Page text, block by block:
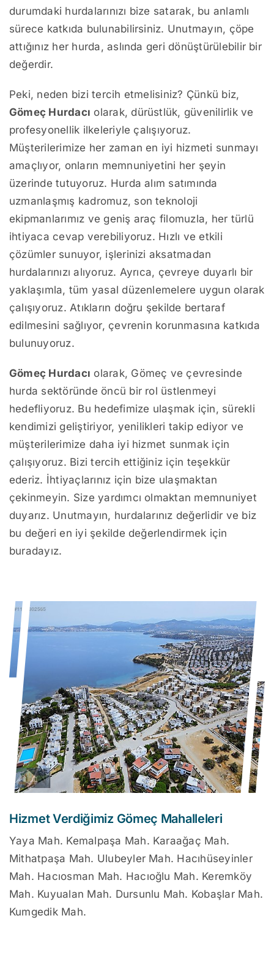
durumdaki hurdalarınızı bize satarak, bu anlamlı
sürece katkıda bulunabilirsiniz. Unutmayın, çöpe
attığınız her hurda, aslında geri dönüştürülebilir bir
değerdir.
Peki, neden bizi tercih etmelisiniz? Çünkü biz,
Gömeç Hurdacı olarak, dürüstlük, güvenilirlik ve
profesyonellik ilkeleriyle çalışıyoruz.
Müşterilerimize her zaman en iyi hizmeti sunmayı
amaçlıyor, onların memnuniyetini her şeyin
üzerinde tutuyoruz. Hurda alım satımında
uzmanlaşmış kadromuz, son teknoloji
ekipmanlarımız ve geniş araç filomuzla, her türlü
ihtiyaca cevap verebiliyoruz. Hızlı ve etkili
çözümler sunuyor, işlerinizi aksatmadan
hurdalarınızı alıyoruz. Ayrıca, çevreye duyarlı bir
yaklaşımla, tüm yasal düzenlemelere uygun olarak
çalışıyoruz. Atıkların doğru şekilde bertaraf
edilmesini sağlıyor, çevrenin korunmasına katkıda
bulunuyoruz.
Gömeç Hurdacı olarak, Gömeç ve çevresinde
hurda sektöründe öncü bir rol üstlenmeyi
hedefliyoruz. Bu hedefimize ulaşmak için, sürekli
kendimizi geliştiriyor, yenilikleri takip ediyor ve
müşterilerimize daha iyi hizmet sunmak için
çalışıyoruz. Bizi tercih ettiğiniz için teşekkür
ederiz. İhtiyaçlarınız için bize ulaşmaktan
çekinmeyin. Size yardımcı olmaktan memnuniyet
duyarız. Unutmayın, hurdalarınız değerlidir ve biz
bu değeri en iyi şekilde değerlendirmek için
buradayız.
Hizmet Verdiğimiz Gömeç Mahalleleri
Yaya Mah. Kemalpaşa Mah. Karaağaç Mah.
Mithatpaşa Mah. Ulubeyler Mah. Hacıhüseyinler
Mah. Hacıosman Mah. Hacıoğlu Mah. Keremköy
Mah. Kuyualan Mah. Dursunlu Mah. Kobaşlar Mah.
Kumgedik Mah.